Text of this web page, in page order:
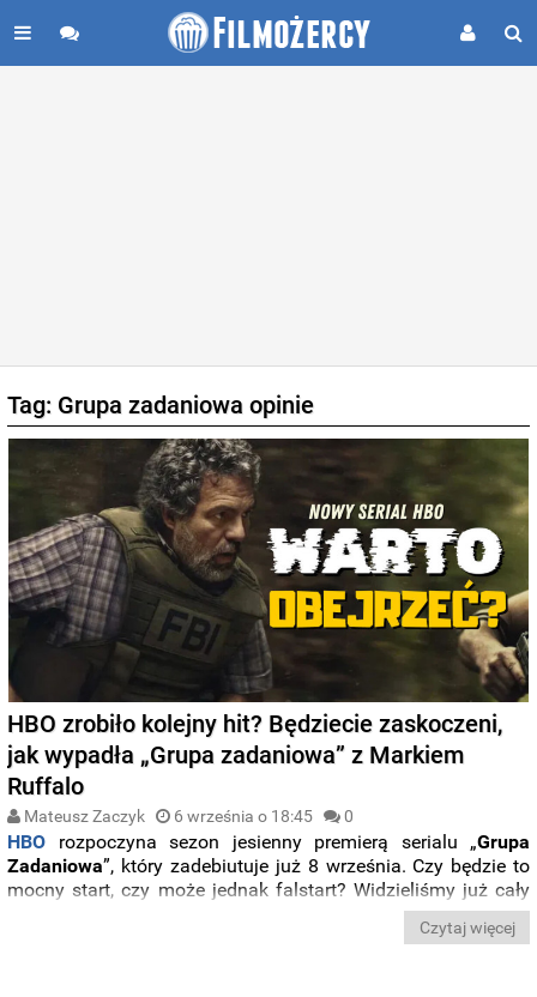
Tag: Grupa zadaniowa opinie
HBO zrobiło kolejny hit? Będziecie zaskoczeni,
jak wypadła „Grupa zadaniowa” z Markiem
Ruffalo
Mateusz Zaczyk 6 września o 18:45 0
HBO rozpoczyna sezon jesienny premierą serialu „Grupa
Zadaniowa”, który zadebiutuje już 8 września. Czy będzie to
mocny start, czy może jednak falstart? Widzieliśmy już cały
sezon i przychodzimy do Was z recenzją wszystkich
Czytaj więcej